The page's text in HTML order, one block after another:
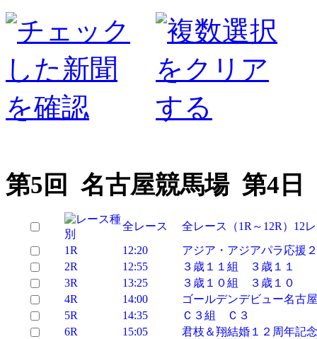
第5回 名古屋競馬場 第4日
全レース
全レース（1R～12R）12
1R
12:20
アジア・アジアパラ応援
2R
12:55
３歳１１組 ３歳１１
3R
13:25
３歳１０組 ３歳１０
4R
14:00
ゴールデンデビュー名古
5R
14:35
Ｃ３組 Ｃ３
6R
15:05
君枝＆翔結婚１２周年記